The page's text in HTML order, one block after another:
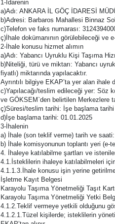
1-İdarenin
a)Adı: ANKARA İL GÖÇ İDARESİ
b)Adresi: Barbaros Mahallesi Binnaz
c)Telefon ve faks numarası:
ç)İhale dokümanının görülebileceği
2-İhale konusu hizmet alımın
a)Adı: Yabancı Uyruklu Kişi Taşıma
b)Niteliği, türü ve miktarı: Yabancı
fiyatlı) miktarında yapılacaktır.
Ayrıntılı bilgiye EKAP’ta yer alan
c)Yapılacağı/teslim edileceği yer: Söz
ve GÖKSEM`den belirtilen Merkezlere
ç)Süresi/teslim tarihi: İşe başlama
d)İşe başlama tarihi: 01.01.2025
3-İhalenin
a) İhale (son teklif verme) tarih ve
b) İhale komisyonunun toplantı yeri (e-
4. İhaleye katılabilme şartları ve
4.1.İsteklilerin ihaleye katılabilmeleri
4.1.1.3.İhale konusu işin yerine
İşletme Kayıt Belgesi
Karayolu Taşıma Yönetmeliği Taşıt
Karayolu Taşıma Yönetmeliği Yetki
4.1.2.Teklif vermeye yetkili olduğunu
4.1.2.1.Tüzel kişilerde; isteklilerin